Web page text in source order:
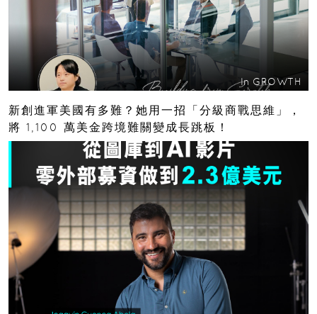
In GROWTH
新創進軍美國有多難？她用一招「分級商戰思維」，
將 1,100 萬美金跨境難關變成長跳板！